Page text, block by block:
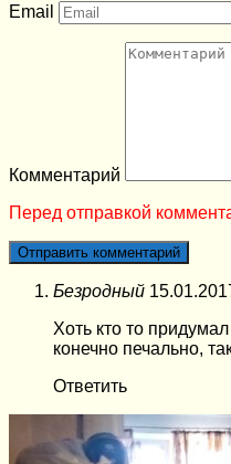
Email
Комментарий
Перед отправкой
Безродный
Хоть кто то
конечно печально,
Ответить